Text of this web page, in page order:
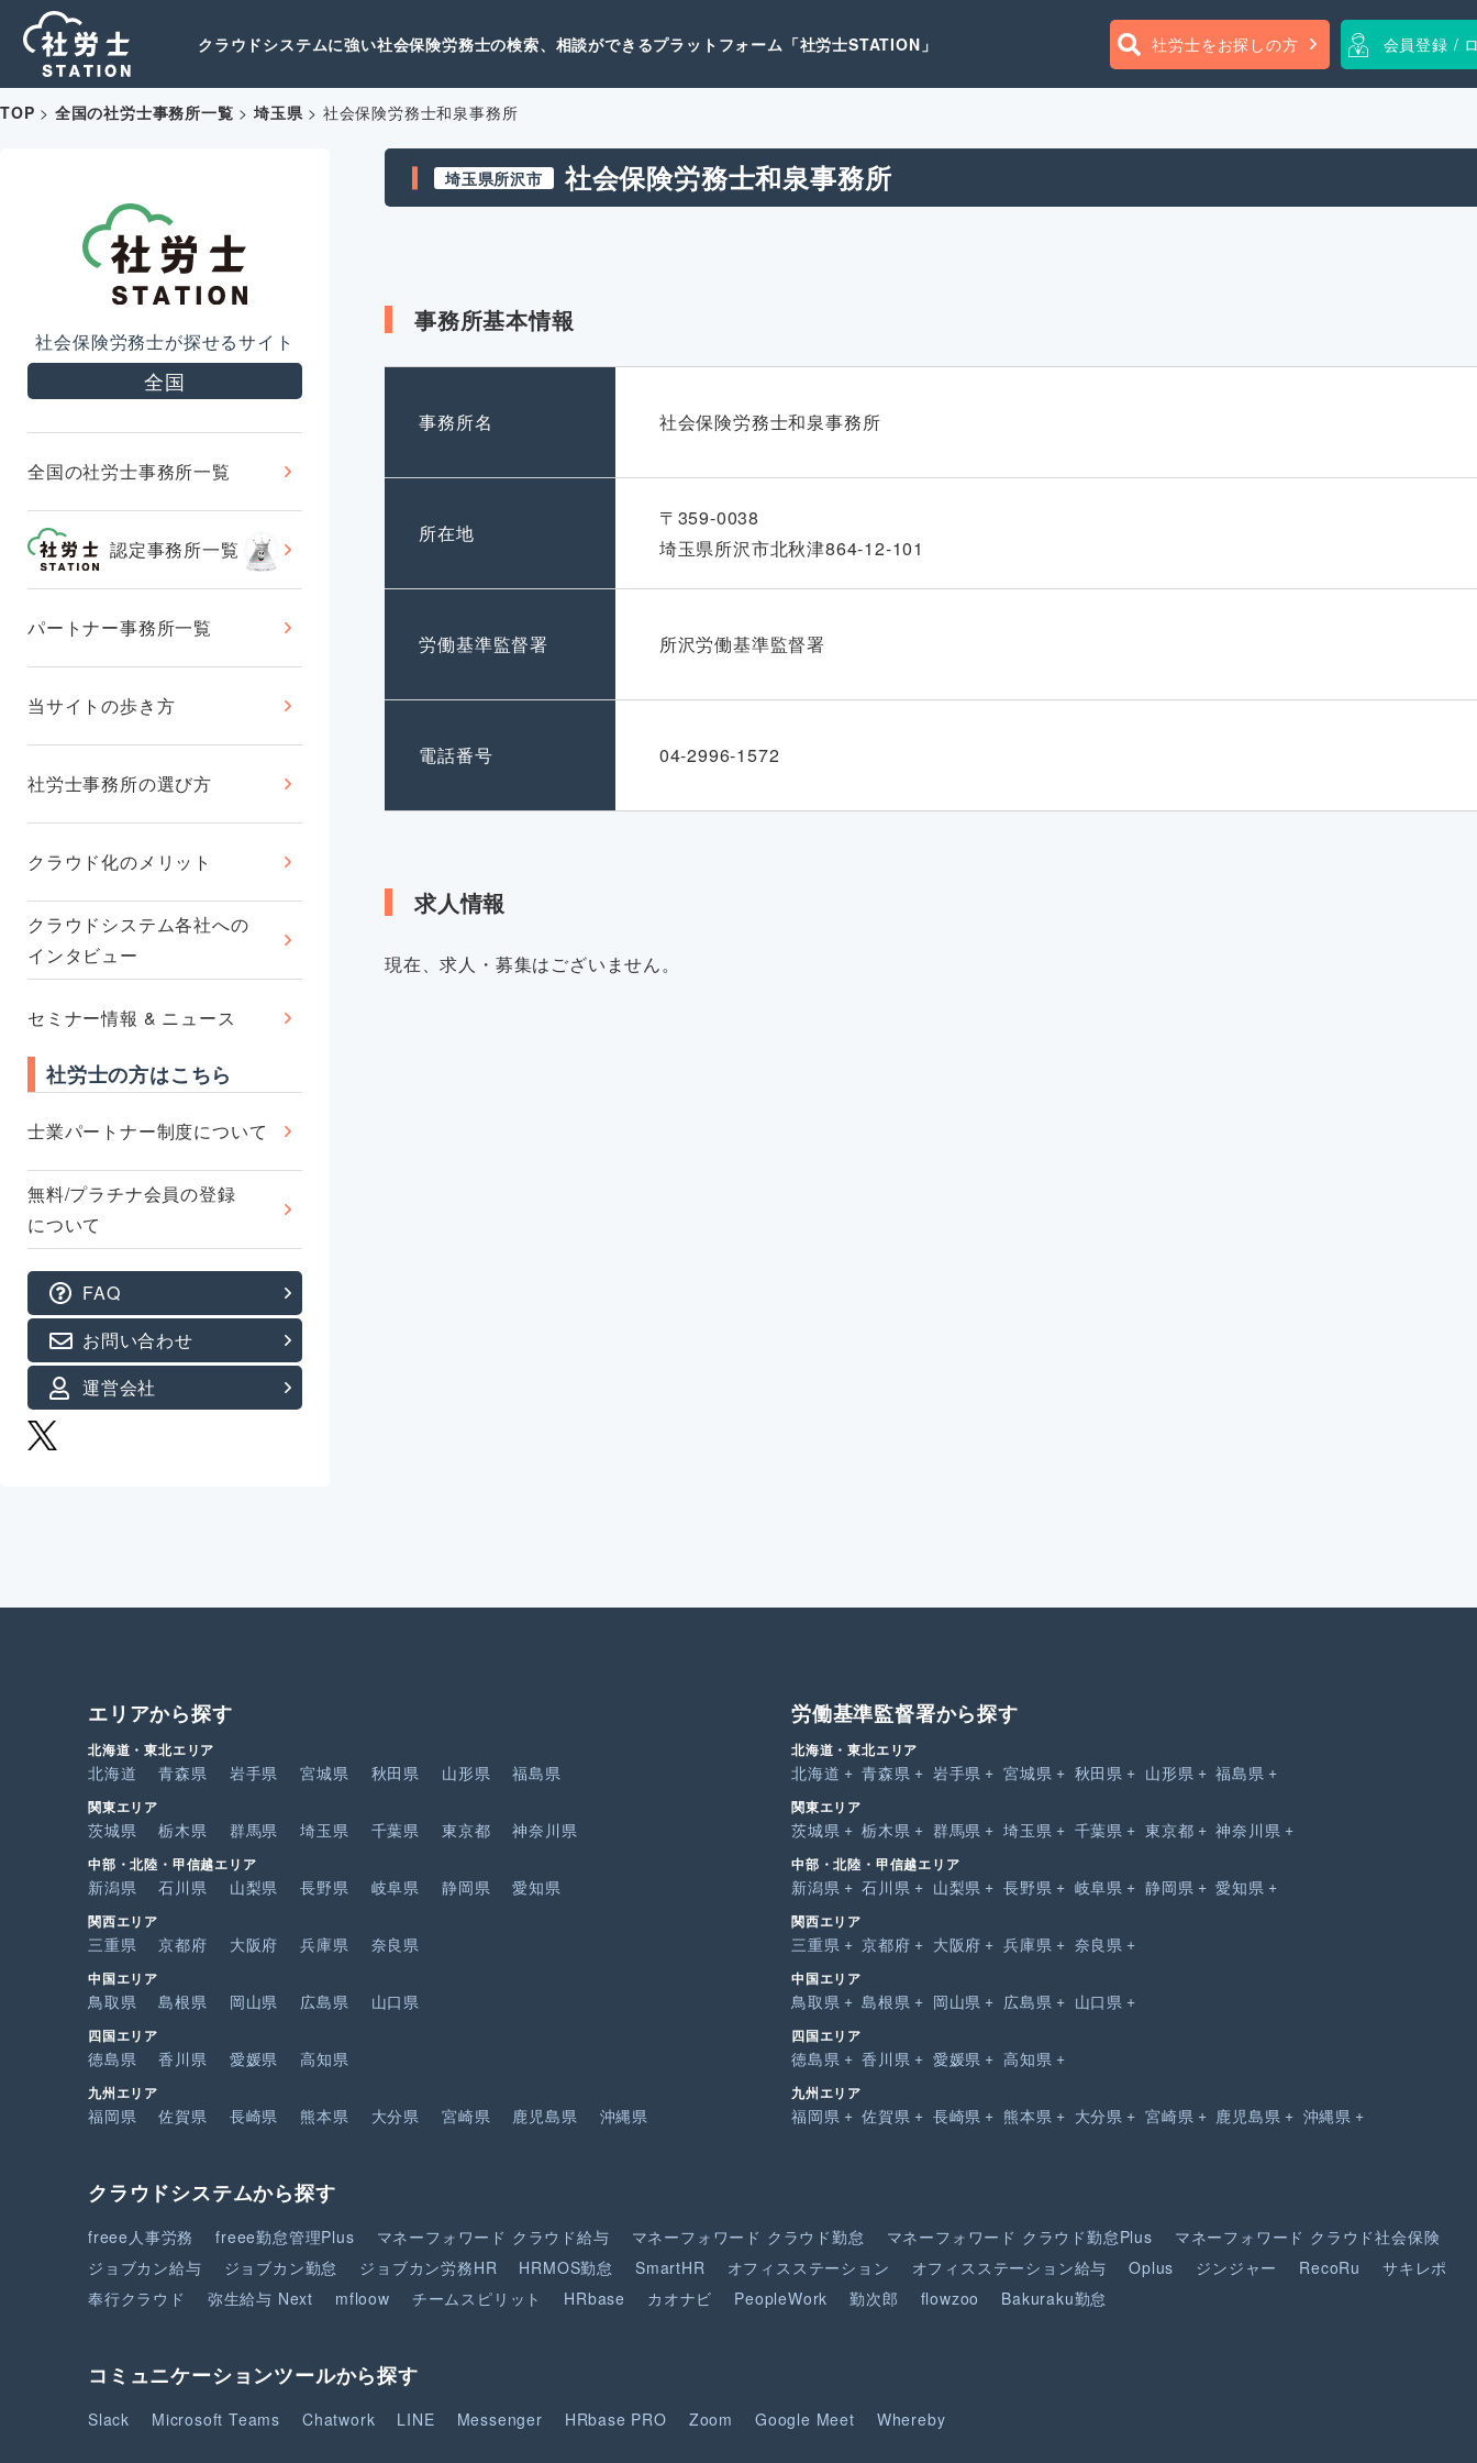
クラウドシステムに強い社会保険労務士の検索、相談ができるプラットフォーム「社労士STATION」 社労士をお探しの方 会員登録 /
TOP > 全国の社労士事務所一覧 >埼玉県> 社会保険労務士和泉事務所
社会保険労務士が探せるサイト
全国
全国の社労士事務所一覧
認定事務所一覧
パートナー事務所一覧
当サイトの歩き方
社労士事務所の選び方
クラウド化のメリット
クラウドシステム各社への
インタビュー
セミナー情報 & ニュース
社労士の方はこちら
士業パートナー制度について
無料/プラチナ会員の登録
について
FAQ
お問い合わせ
運営会社
埼玉県所沢市 社会保険労務士和泉事務所
事務所基本情報
事務所名 社会保険労務士和泉事務所
所在地
〒359-0038
埼玉県所沢市北秋津864-12-101
労働基準監督署 所沢労働基準監督署
電話番号 04-2996-1572
求人情報
現在、求人・募集はございません。
エリアから探す
北海道・東北エリア
北海道 青森県 岩手県 宮城県 秋田県 山形県 福島県
関東エリア
茨城県 栃木県 群馬県 埼玉県 千葉県 東京都 神奈川県
中部・北陸・甲信越エリア
新潟県 石川県 山梨県 長野県 岐阜県 静岡県 愛知県
関西エリア
三重県 京都府 大阪府 兵庫県 奈良県
中国エリア
鳥取県 島根県 岡山県 広島県 山口県
四国エリア
徳島県 香川県 愛媛県 高知県
九州エリア
福岡県 佐賀県 長崎県 熊本県 大分県 宮崎県 鹿児島県 沖縄県
労働基準監督署から探す
北海道・東北エリア
北海道 青森県 岩手県 宮城県 秋田県 山形県 福島県
関東エリア
茨城県 栃木県 群馬県 埼玉県 千葉県 東京都 神奈川県
中部・北陸・甲信越エリア
新潟県 石川県 山梨県 長野県 岐阜県 静岡県 愛知県
関西エリア
三重県 京都府 大阪府 兵庫県 奈良県
中国エリア
鳥取県 島根県 岡山県 広島県 山口県
四国エリア
徳島県 香川県 愛媛県 高知県
九州エリア
福岡県 佐賀県 長崎県 熊本県 大分県 宮崎県 鹿児島県 沖縄県
クラウドシステムから探す
freee人事労務 freee勤怠管理Plus マネーフォワード クラウド給与 マネーフォワード クラウド勤怠 マネーフォワード クラウド勤怠Plus マネーフォワード クラウド社会保険
ジョブカン給与
ジョブカン勤怠 ジョブカン労務HR HRMOS勤怠 SmartHR オフィスステーション オフィスステーション給与 Oplus ジンジャー RecoRu
サキレポ
奉行クラウド
弥生給与 Next mfloow チームスピリット HRbase カオナビ PeopleWork 勤次郎 flowzoo Bakuraku勤怠
コミュニケーションツールから探す
Slack Microsoft Teams Chatwork LINE Messenger HRbase PRO Zoom Google Meet Whereby